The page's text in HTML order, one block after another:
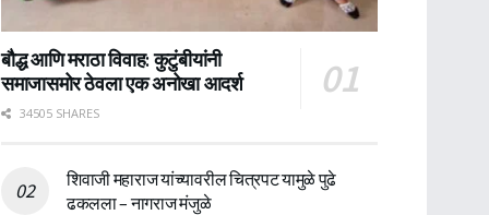
बौद्ध आणि मराठा विवाह: कुटुंबीयांनी
समाजासमोर ठेवला एक अनोखा आदर्श
34505 SHARES
शिवाजी महाराज यांच्यावरील चित्रपट यामुळे पुढे
ढकलला – नागराज मंजुळे